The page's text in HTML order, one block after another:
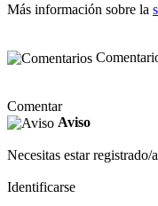
Más información sobre la
Comentar
Aviso
Necesitas estar
Identificarse